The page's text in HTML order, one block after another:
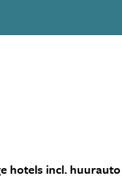
hotels incl.